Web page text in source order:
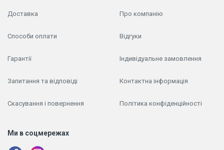
Доставка
Способи оплати
Гарантії
Запитання та відповіді
Скасування і повернення
Про компанію
Відгуки
Індивідуальне замовлення
Контактна інформація
Політика конфіденційності
Ми в соцмережах